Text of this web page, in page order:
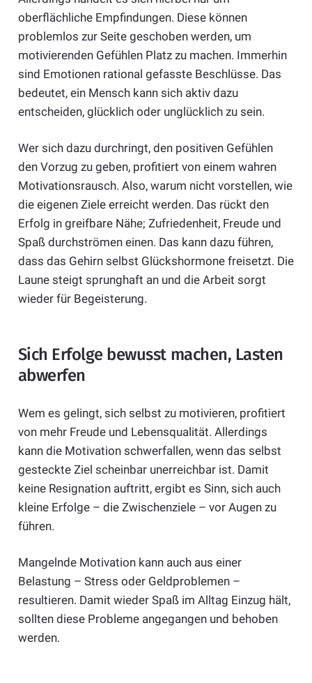
oberflächliche Empfindungen. Diese können
problemlos zur Seite geschoben werden, um
motivierenden Gefühlen Platz zu machen. Immerhin
sind Emotionen rational gefasste Beschlüsse. Das
bedeutet, ein Mensch kann sich aktiv dazu
entscheiden, glücklich oder unglücklich zu sein.
Wer sich dazu durchringt, den positiven Gefühlen
den Vorzug zu geben, profitiert von einem wahren
Motivationsrausch. Also, warum nicht vorstellen, wie
die eigenen Ziele erreicht werden. Das rückt den
Erfolg in greifbare Nähe; Zufriedenheit, Freude und
Spaß durchströmen einen. Das kann dazu führen,
dass das Gehirn selbst Glückshormone freisetzt. Die
Laune steigt sprunghaft an und die Arbeit sorgt
wieder für Begeisterung.
Sich Erfolge bewusst machen, Lasten
abwerfen
Wem es gelingt, sich selbst zu motivieren, profitiert
von mehr Freude und Lebensqualität. Allerdings
kann die Motivation schwerfallen, wenn das selbst
gesteckte Ziel scheinbar unerreichbar ist. Damit
keine Resignation auftritt, ergibt es Sinn, sich auch
kleine Erfolge – die Zwischenziele – vor Augen zu
führen.
Mangelnde Motivation kann auch aus einer
Belastung – Stress oder Geldproblemen –
resultieren. Damit wieder Spaß im Alltag Einzug hält,
sollten diese Probleme angegangen und behoben
werden.